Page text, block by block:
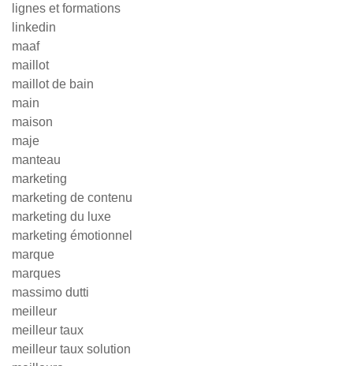
lignes et formations
linkedin
maaf
maillot
maillot de bain
main
maison
maje
manteau
marketing
marketing de contenu
marketing du luxe
marketing émotionnel
marque
marques
massimo dutti
meilleur
meilleur taux
meilleur taux solution